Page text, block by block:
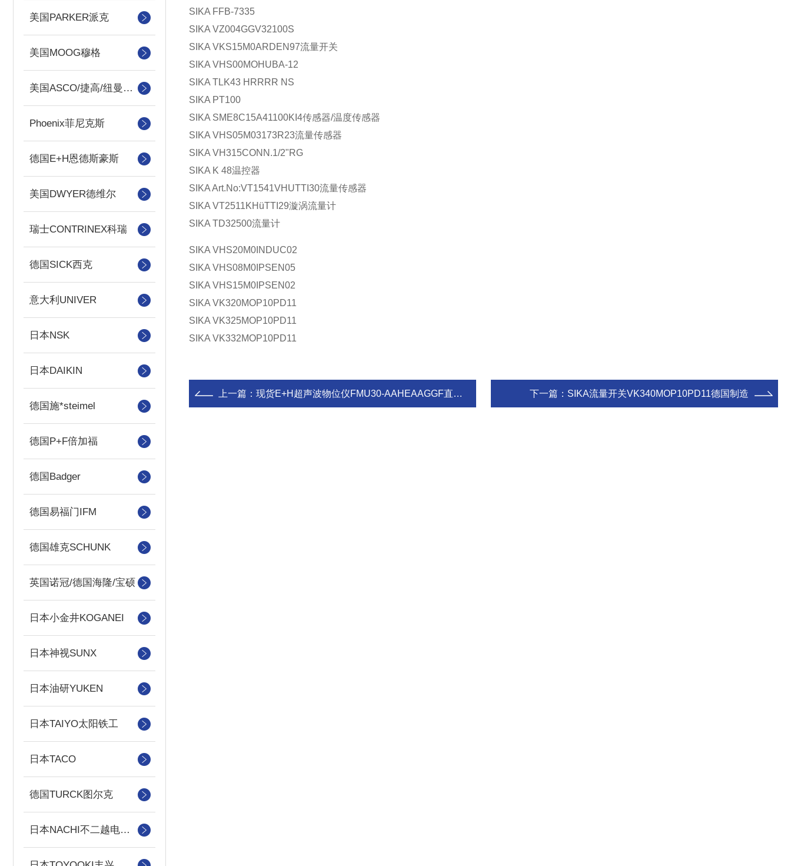
美国PARKER派克
美国MOOG穆格
美国ASCO/捷高/纽曼蒂克
Phoenix菲尼克斯
德国E+H恩德斯豪斯
美国DWYER德维尔
瑞士CONTRINEX科瑞
德国SICK西克
意大利UNIVER
日本NSK
日本DAIKIN
德国施*steimel
德国P+F倍加福
德国Badger
德国易福门IFM
德国雄克SCHUNK
英国诺冠/德国海隆/宝硕
日本小金井KOGANEI
日本神视SUNX
日本油研YUKEN
日本TAIYO太阳铁工
日本TACO
德国TURCK图尔克
日本NACHI不二越电磁阀/泵
SIKA FFB-7335
SIKA VZ004GGV32100S
SIKA VKS15M0ARDEN97流量开关
SIKA VHS00MOHUBA-12
SIKA TLK43 HRRRR NS
SIKA PT100
SIKA SME8C15A41100KI4传感器/温度传感器
SIKA VHS05M03173R23流量传感器
SIKA VH315CONN.1/2"RG
SIKA K 48温控器
SIKA Art.No:VT1541VHUTTI30流量传感器
SIKA VT2511KHüTTI29漩涡流量计
SIKA TD32500流量计
SIKA VHS20M0INDUC02
SIKA VHS08M0IPSEN05
SIKA VHS15M0IPSEN02
SIKA VK320MOP10PD11
SIKA VK325MOP10PD11
SIKA VK332MOP10PD11
上一篇： 现货E+H超声波物位仪FMU30-AAHEAAGGF直销渠道 下一篇： SIKA流量开关VK340MOP10PD11德国制造